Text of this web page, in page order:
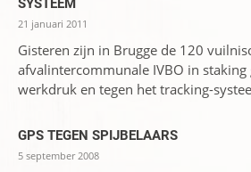
SYSTEEM
21 januari 2011
Gisteren zijn in Brugge de 120
afvalintercommunale IVBO in staking
werkdruk en tegen het tracking-
GPS TEGEN SPIJBELAARS
5 september 2008